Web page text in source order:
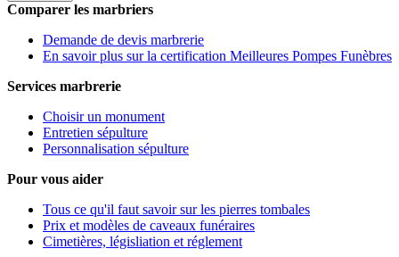
Comparer les marbriers
Demande de devis marbrerie
En savoir plus sur la certification Meilleures Pompes Funèbres
Services marbrerie
Choisir un monument
Entretien sépulture
Personnalisation sépulture
Pour vous aider
Tous ce qu'il faut savoir sur les pierres tombales
Prix et modèles de caveaux funéraires
Cimetières, législiation et réglement